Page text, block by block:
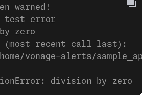
warned!
test error
zero
(most recent call last):
vonage-alerts/
division by zero